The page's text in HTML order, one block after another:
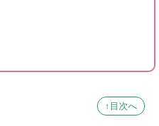
↑目次へ